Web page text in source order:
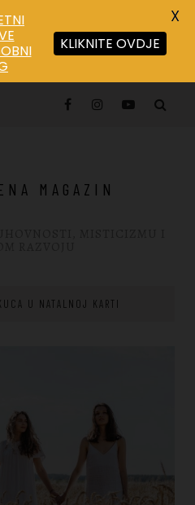
MAGAZIN
U NATALNOJ KARTI
KLIKNITE OVDJE
X